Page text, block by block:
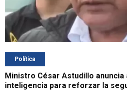
Política
Ministro César Astudillo
inteligencia para reforzar la